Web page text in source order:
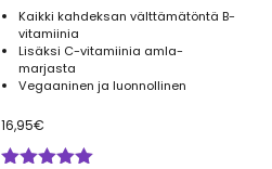
Kaikki kahdeksan välttämätöntä B-
vitamiinia
Lisäksi C-vitamiinia amla-
marjasta
Vegaaninen ja luonnollinen
16,95€